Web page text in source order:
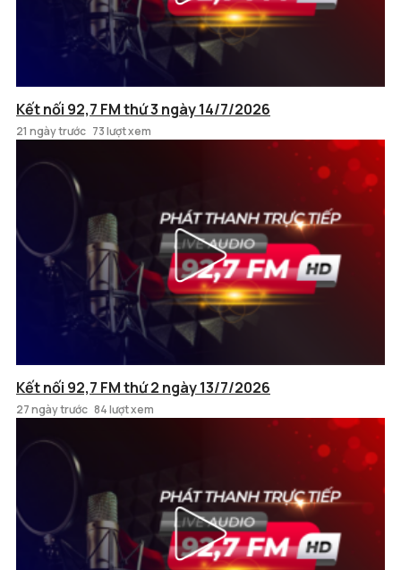
Kết nối 92,7 FM thứ 3 ngày 14/7/2026
21 ngày trước 73 lượt xem
Kết nối 92,7 FM thứ 2 ngày 13/7/2026
27 ngày trước 84 lượt xem